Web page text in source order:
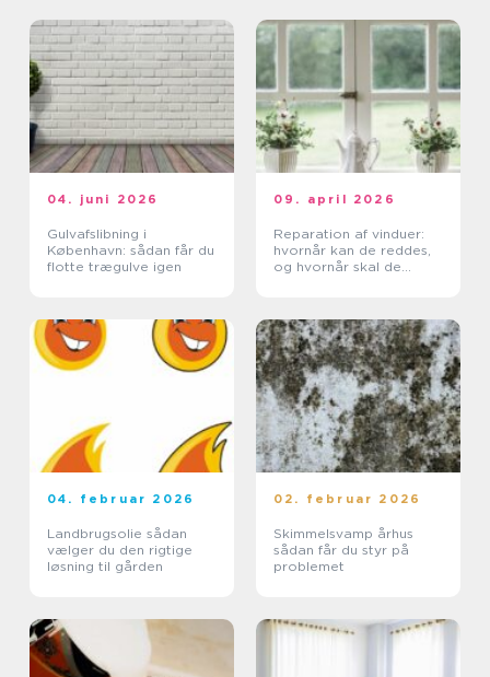
04. juni 2026
Gulvafslibning i
København: sådan får du
flotte trægulve igen
09. april 2026
Reparation af vinduer:
hvornår kan de reddes,
og hvornår skal de
04. februar 2026
Landbrugsolie sådan
vælger du den rigtige
løsning til gården
02. februar 2026
Skimmelsvamp århus
sådan får du styr på
problemet